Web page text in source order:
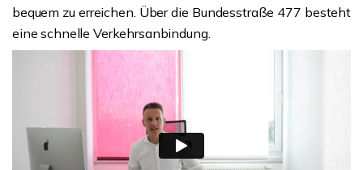
bequem zu erreichen. Über die Bundesstraße 477 besteht
eine schnelle Verkehrsanbindung.